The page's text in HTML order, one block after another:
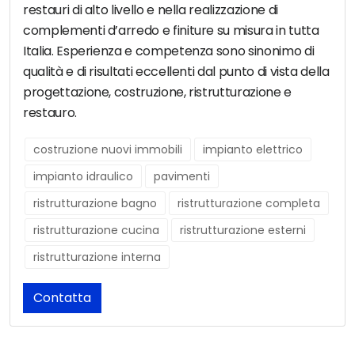
restauri di alto livello e nella realizzazione di
complementi d’arredo e finiture su misura in tutta
Italia. Esperienza e competenza sono sinonimo di
qualità e di risultati eccellenti dal punto di vista della
progettazione, costruzione, ristrutturazione e
restauro.
costruzione nuovi immobili
impianto elettrico
impianto idraulico
pavimenti
ristrutturazione bagno
ristrutturazione completa
ristrutturazione cucina
ristrutturazione esterni
ristrutturazione interna
Contatta